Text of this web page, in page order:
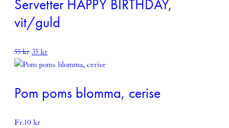
15 kr.5 kr.
Servetter HAPPY BIRTHDAY,
vit/guld
55krDet
ursprungliga
priset
55 kr.
35krDet
nuvarande
35 kr.
Pom poms blomma, cerise
Fr.10kr